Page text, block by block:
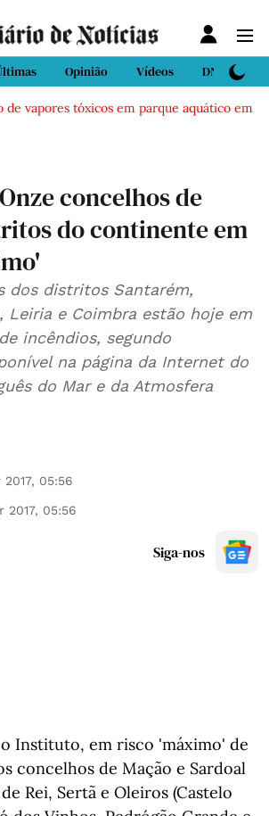
Opinião Vídeos DN Sport
vapores tóxicos em parque aquático em
concelhos de
do continente em
dos distritos Santarém,
Leiria e Coimbra estão hoje em
incêndios, segundo
na página da Internet do
do Mar e da Atmosfera
2017, 05:56
2017, 05:56
Siga-nos
Instituto, em risco 'máximo' de
concelhos de Mação e Sardoal
Rei, Sertã e Oleiros (Castelo